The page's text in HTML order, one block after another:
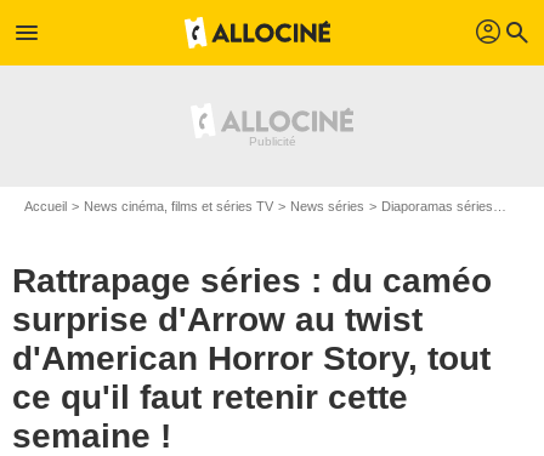
menu profil search
Accueil News cinéma, films et séries TV News séries Diaporamas séries
Rattrapage séries : du caméo
surprise d'Arrow au twist
d'American Horror Story, tout
ce qu'il faut retenir cette
semaine !